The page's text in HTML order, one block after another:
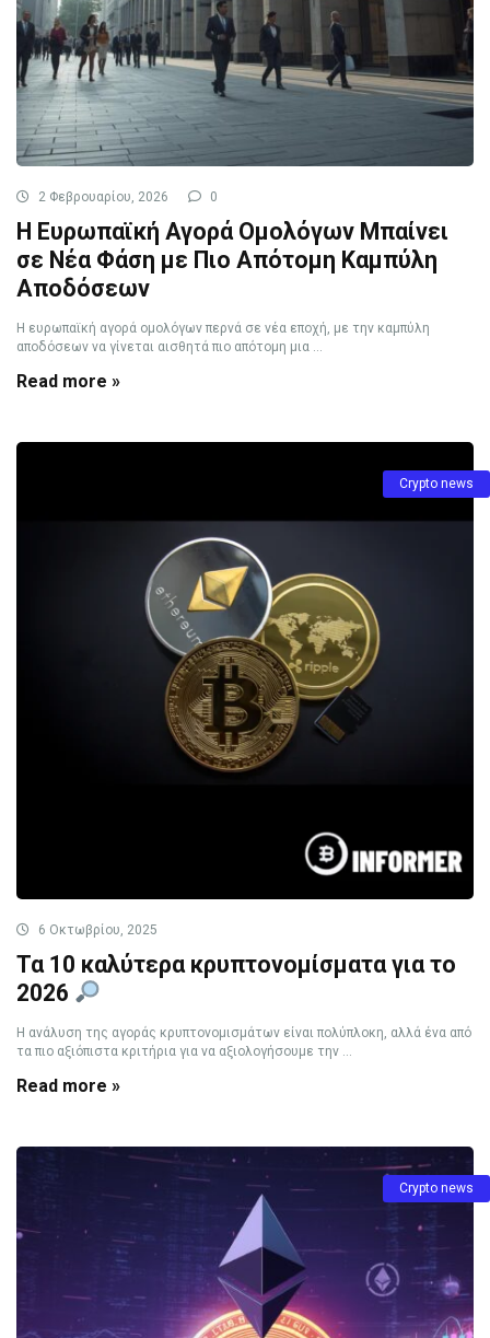
2 Φεβρουαρίου, 2026 0
Η Ευρωπαϊκή Αγορά Ομολόγων Μπαίνει
σε Νέα Φάση με Πιο Απότομη Καμπύλη
Αποδόσεων
Η ευρωπαϊκή αγορά ομολόγων περνά σε νέα εποχή, με την καμπύλη
αποδόσεων να γίνεται αισθητά πιο απότομη μια ...
Read more »
Crypto news
6 Οκτωβρίου, 2025
Τα 10 καλύτερα κρυπτονομίσματα για το
2026
Η ανάλυση της αγοράς κρυπτονομισμάτων είναι πολύπλοκη, αλλά ένα από
τα πιο αξιόπιστα κριτήρια για να αξιολογήσουμε την ...
Read more »
Crypto news